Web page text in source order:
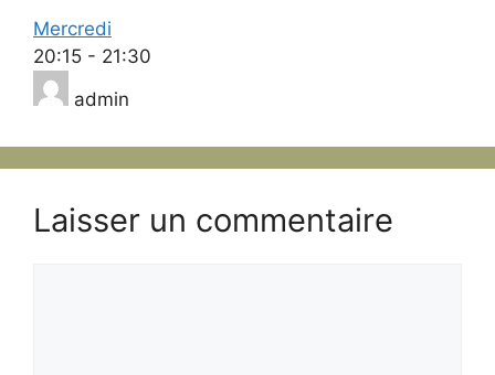
Mercredi
20:15 - 21:30
admin
Laisser un commentaire